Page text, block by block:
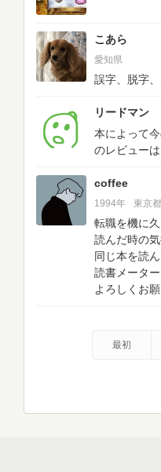
こあら
愛知県
誤字、脱字
リードマン
本によって
のレビュー
coffee
1994年 東京都
転職を機に
読んだ時の
同じ本を読
読書メータ
よろしくお願
最初